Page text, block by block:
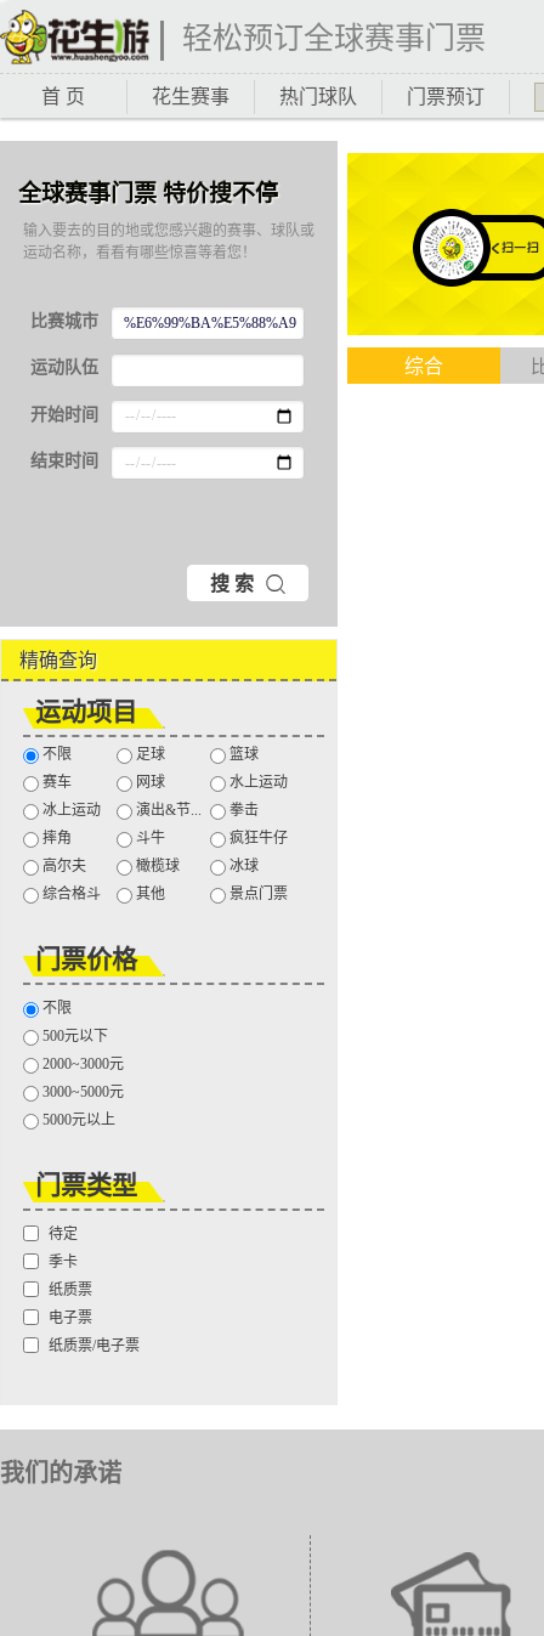
轻松预订全球赛事门票
首 页 花生赛事 热门球队 门票预订
综合
全球赛事门票 特价搜不停
输入要去的目的地或您感兴趣的赛事、球队或
运动名称，看看有哪些惊喜等着您！
比赛城市
运动队伍
开始时间
结束时间
搜 索
精确查询
运动项目
不限 足球
篮球
赛车
网球
水上运动
冰上运动
演出&节...
拳击
摔角
斗牛
疯狂牛仔
高尔夫
橄榄球
冰球
综合格斗
其他 景点门票
门票价格
不限
500元以下
2000~3000元
3000~5000元
5000元以上
门票类型
待定
季卡
纸质票
电子票
纸质票/电子票
我们的承诺